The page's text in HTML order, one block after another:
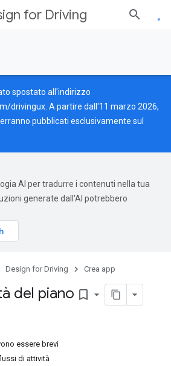
for Driving
spostato all'indirizzo
drivingux . A partire dall'11 marzo 2026,
pubblicati esclusivamente sul
AI per tradurre i contenuti nella tua
generate dall'AI potrebbero
Design for Driving Crea app
del piano bookmark_border
essere brevi
di attività